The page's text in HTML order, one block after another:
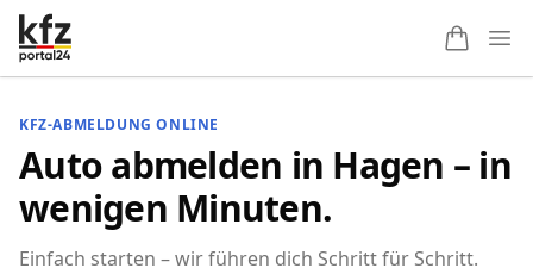
KFZ-ABMELDUNG ONLINE
Auto abmelden in Hagen – in
wenigen Minuten.
Einfach starten – wir führen dich Schritt für Schritt.